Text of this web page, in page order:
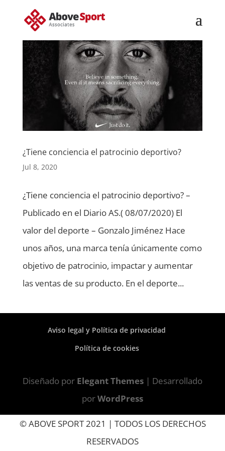
¿Tiene conciencia el patrocinio deportivo?
Jul 8, 2020
¿Tiene conciencia el patrocinio deportivo? –
Publicado en el Diario AS.( 08/07/2020) El
valor del deporte – Gonzalo Jiménez Hace
unos años, una marca tenía únicamente como
objetivo de patrocinio, impactar y aumentar
las ventas de su producto. En el deporte...
Aviso legal y Política de privacidad
Política de cookies
Diseñado por Elegant Themes| Desarrollado
porWordPress
© ABOVE SPORT 2021 | TODOS LOS DERECHOS
RESERVADOS